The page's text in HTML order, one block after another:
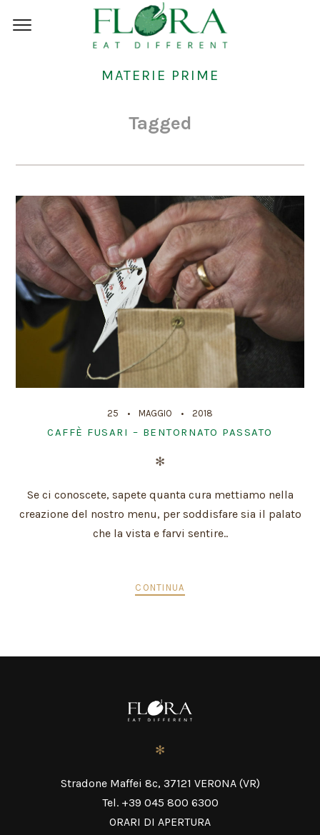
MATERIE PRIME
Tagged
25 MAGGIO 2018
CAFFÈ FUSARI – BENTORNATO PASSATO
✻
Se ci conoscete, sapete quanta cura mettiamo nella
creazione del nostro menu, per soddisfare sia il palato
che la vista e farvi sentire..
CONTINUA
✻
Stradone Maffei 8c, 37121 VERONA (VR)
Tel. +39 045 800 6300
ORARI DI APERTURA